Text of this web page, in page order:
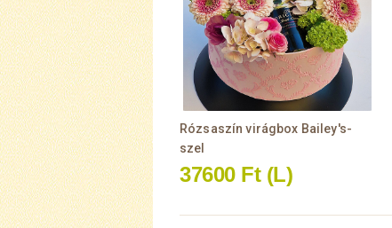
Rózsaszín virágbox Bailey's-
szel
37600 Ft (L)